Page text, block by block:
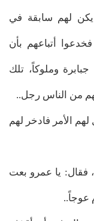
يكن لهم سابقة في
أتباعهم بأن
جبابرة وملوكاً، تلك
من الناس رجل..
الأمر فادخر لهم
فقال: يا عمرو بعت
عوجاً..